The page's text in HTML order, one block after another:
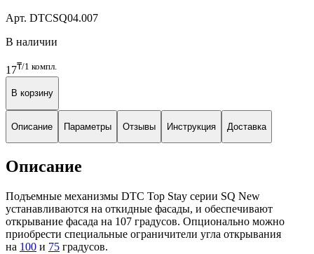
Арт. DTCSQ04.007
В наличии
17₸/1 компл.
В корзину
Описание Параметры Отзывы Инструкция Доставка
Описание
Подъемные механизмы DTC Top Stay серии SQ New
устанавливаются на откидные фасады, и обеспечивают
открывание фасада на 107 градусов. Опционально можно
приобрести специальные ограничители угла открывания
на 100 и 75 градусов.